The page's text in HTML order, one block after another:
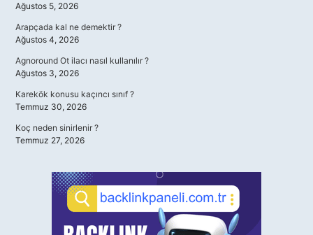
Ağustos 5, 2026
Arapçada kal ne demektir ?
Ağustos 4, 2026
Agnoround Ot ilacı nasıl kullanılır ?
Ağustos 3, 2026
Karekök konusu kaçıncı sınıf ?
Temmuz 30, 2026
Koç neden sinirlenir ?
Temmuz 27, 2026